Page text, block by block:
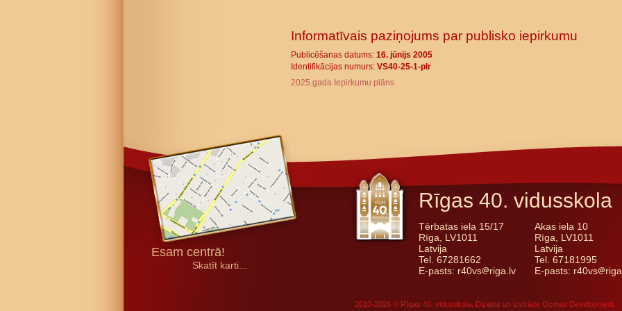
Informatīvais paziņojums par publisko iepirkumu
Publicēšanas datums: 16. jūnijs 2005
Identifikācijas numurs: VS40-25-1-plr
2025.gada Iepirkumu plāns
Esam centrā!
Skatīt karti...
Rīgas 40. vidusskola
Tērbatas iela 15/17
Rīga, LV1011
Latvija
Tel. 67281662
E-pasts: r40vs
riga.lv
Akas iela 10
Rīga, LV1011
Latvija
Tel. 67181995
E-pasts: r40vs
2010-2026 © Rīgas 40. vidusskola. Dizains un izstrāde Ozmax Development